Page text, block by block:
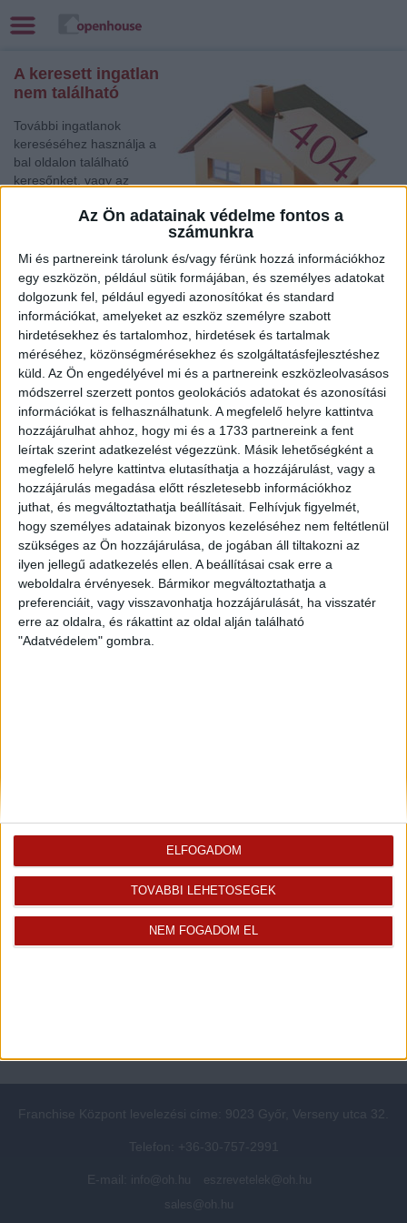
Az Ön adatainak védelme fontos a
számunkra
Mi és partnereink tárolunk és/vagy férünk hozzá információkhoz
egy eszközön, például sütik formájában, és személyes adatokat
dolgozunk fel, például egyedi azonosítókat és standard
információkat, amelyeket az eszköz személyre szabott
hirdetésekhez és tartalomhoz, hirdetések és tartalmak
méréséhez, közönségmérésekhez és szolgáltatásfejlesztéshez
küld. Az Ön engedélyével mi és a partnereink eszközleolvasásos
módszerrel szerzett pontos geolokációs adatokat és azonosítási
információkat is felhasználhatunk. A megfelelő helyre kattintva
hozzájárulhat ahhoz, hogy mi és a 1733 partnereink a fent
leírtak szerint adatkezelést végezzünk. Másik lehetőségként a
megfelelő helyre kattintva elutasíthatja a hozzájárulást, vagy a
hozzájárulás megadása előtt részletesebb információkhoz
juthat, és megváltoztathatja beállításait. Felhívjuk figyelmét,
hogy személyes adatainak bizonyos kezeléséhez nem feltétlenül
szükséges az Ön hozzájárulása, de jogában áll tiltakozni az
ilyen jellegű adatkezelés ellen. A beállításai csak erre a
weboldalra érvényesek. Bármikor megváltoztathatja a
preferenciáit, vagy visszavonhatja hozzájárulását, ha visszatér
erre az oldalra, és rákattint az oldal alján található
"Adatvédelem" gombra.
TOVÁBBI LEHETŐSÉGEK
NEM FOGADOM EL
ELFOGADOM
A keresett ingatlan
nem található
További ingatlanok
kereséséhez használja a
bal oldalon található
keresőnket, vagy az
Siófok , Eladó Nyaraló, Telek, Zárt kert
Siófok, Eladó Társasházi lakás, Családi ház
Kaposvár, Eladó Társasházi lakás, Családi ház
Szombathely, Eladó Családi ház
Kecskemét
, Eladó Családi ház
Celldömölk, Eladó Társasházi lakás, Családi ház
Balatonfüred , Eladó Családi ház
Eger, Eladó Családi ház
, Eladó Társasházi lakás, Családi ház, Garázs,
Házrész, Hotel, Ipari ingatlan
Rólunk
A központ munkatársai
Elégedett ügyfeleink mondták
Értékbecslés
Energetikai tanúsítvány
CSR
Elérhetőségeink
Adatvédelmi beállítások
Franchise Központ levelezési címe: 9023 Győr, Verseny utca 32.
Telefon: +36-30-757-2991
E-mail: info@oh.hu
eszrevetelek@oh.hu
sales@oh.hu